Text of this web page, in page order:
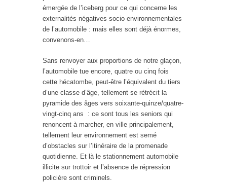
émergée de l’iceberg pour ce qui concerne les
externalités négatives socio environnementales
de l’automobile : mais elles sont déjà énormes,
convenons-en…
Sans renvoyer aux proportions de notre glaçon,
l’automobile tue encore, quatre ou cinq fois
cette hécatombe, peut-être l’équivalent du tiers
d’une classe d’âge, tellement se rétrécit la
pyramide des âges vers soixante-quinze/quatre-
vingt-cinq ans : ce sont tous les seniors qui
renoncent à marcher, en ville principalement,
tellement leur environnement est semé
d’obstacles sur l’itinéraire de la promenade
quotidienne. Et là le stationnement automobile
illicite sur trottoir et l’absence de répression
policière sont criminels.